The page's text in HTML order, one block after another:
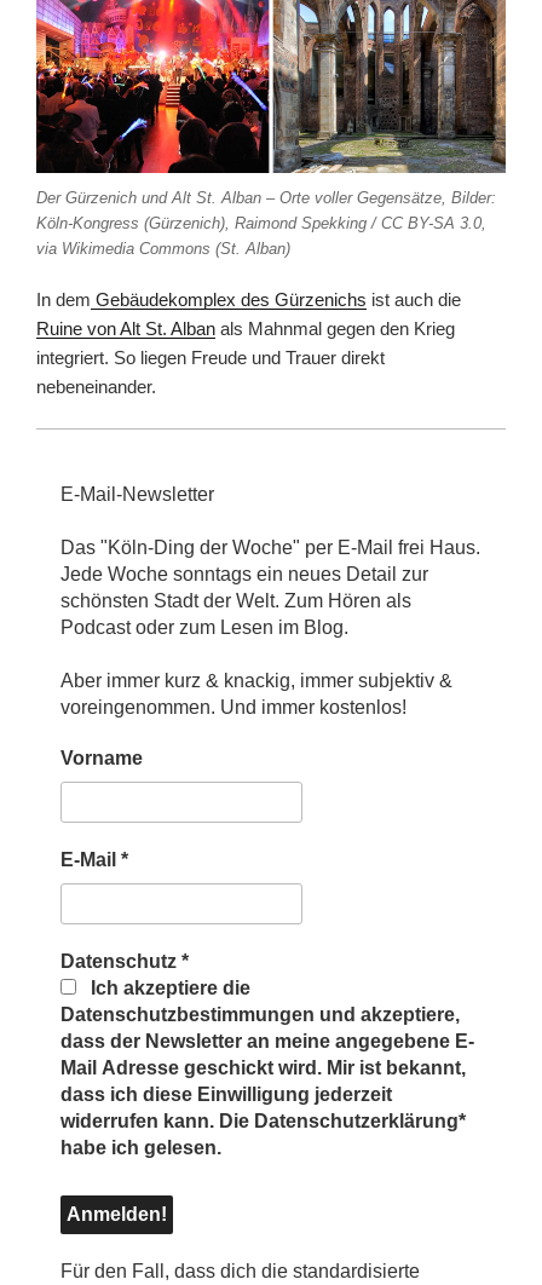
Der Gürzenich und Alt St. Alban – Orte voller Gegensätze, Bilder:
Köln-Kongress (Gürzenich), Raimond Spekking / CC BY-SA 3.0,
via Wikimedia Commons (St. Alban)
In dem Gebäudekomplex des Gürzenichs ist auch die
Ruine von Alt St. Alban als Mahnmal gegen den Krieg
integriert. So liegen Freude und Trauer direkt
nebeneinander.
E-Mail-Newsletter
Das "Köln-Ding der Woche" per E-Mail frei Haus.
Jede Woche sonntags ein neues Detail zur
schönsten Stadt der Welt. Zum Hören als
Podcast oder zum Lesen im Blog.
Aber immer kurz & knackig, immer subjektiv &
voreingenommen. Und immer kostenlos!
Vorname
E-Mail *
Datenschutz *
Ich akzeptiere die
Datenschutzbestimmungen und akzeptiere,
dass der Newsletter an meine angegebene E-
Mail Adresse geschickt wird. Mir ist bekannt,
dass ich diese Einwilligung jederzeit
widerrufen kann. Die Datenschutzerklärung*
habe ich gelesen.
Für den Fall, dass dich die standardisierte